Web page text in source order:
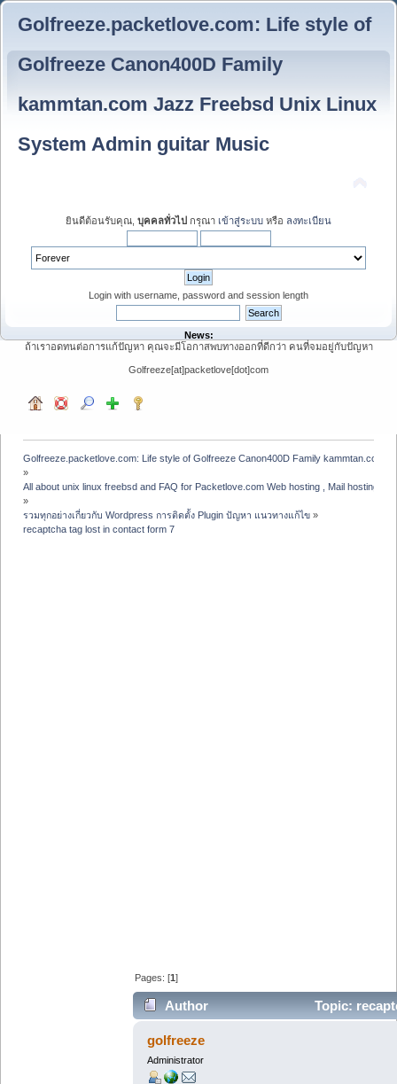
Golfreeze.packetlove.com: Life style of
Golfreeze Canon400D Family
kammtan.com Jazz Freebsd Unix Linux
System Admin guitar Music
ยินดีต้อนรับคุณ, บุคคลทั่วไป กรุณา เข้าสู่ระบบ หรือ ลงทะเบียน
Login with username, password and session length
News:
ถ้าเราอดทนต่อการแก้ปัญหา คุณจะมีโอกาสพบทางออกที่ดีกว่า คนที่จมอยู่กับปัญหา
Golfreeze[at]packetlove[dot]com
Golfreeze.packetlove.com: Life style of Golfreeze Canon400D Family kammtan.com
»
All about unix linux freebsd and FAQ for Packetlove.com Web hosting , Mail hosting ,
»
รวมทุกอย่างเกี่ยวกับ Wordpress การติดตั้ง Plugin ปัญหา แนวทางแก้ไข »
recaptcha tag lost in contact form 7
Pages: [1]
Author Topic:
golfreeze
Administrator